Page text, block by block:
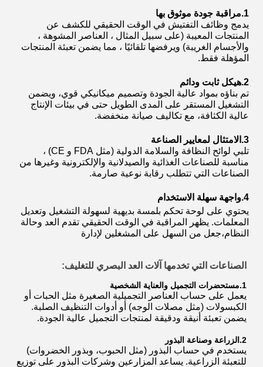
1. مراقبة جودة موثوق بها
يدمج وظائف التفتيش في الوقت الحقيقي للكشف عن
المنتجات المعيبة (على سبيل المثال ، العناصر المشوهة ،
والأجسام الغريبة) ويرفضها تلقائيًا ، مما يضمن تعبئة المنتجات
المؤهلة فقط.
2. هيكل ثابت ودائم
تم بناؤه بمواد عالية الجودة وتصميم ميكانيكي قوي، ويضمن
التشغيل المستقر على المدى الطويل حتى في بيئات الإنتاج
عالية الكثافة، مع تكاليف صيانة منخفضة.
3. الامتثال لمعايير الصناعة
تلبي لوائح النظافة والسلامة الدولية (مثل FDA و CE) ،
مناسبة للصناعات الغذائية والصيدلانية والإلكترونية وغيرها من
الصناعات التي تتطلب رقابة نوعية صارمة.
4. واجهة سهلة الاستخدام
يحتوي على لوحة تحكم بلمسة بديهية لسهولة التشغيل وتعديل
المعلمات. يظهر المراقبة في الوقت الحقيقي تقدم العد وحالة
النظام،جعل من السهل على المشغلين لإدارة
الصناعات التي تخدمها آلات العد البصري للتغليف:
1. مستحضرات التجميل والعناية الشخصية
يعمل على حساب العناصر التجميلية الصغيرة مثل الحبات أو
الكبسولات (مثل مصلات الوجه) أو أدوات التنظيف الصلبة.
يضمن تعبئة أنيقة ودقيقة لمنتجات التجميل عالية الجودة.
2. الزراعة وصناعة البذور
يستخدم في حساب البذور (مثل الحبوب، وبذور الخضروات)
للتعبئة الزراعية. يساعد المزارعين وشركات البذور على توزيع